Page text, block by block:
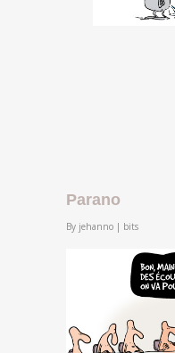
Parano
By jehanno | bits